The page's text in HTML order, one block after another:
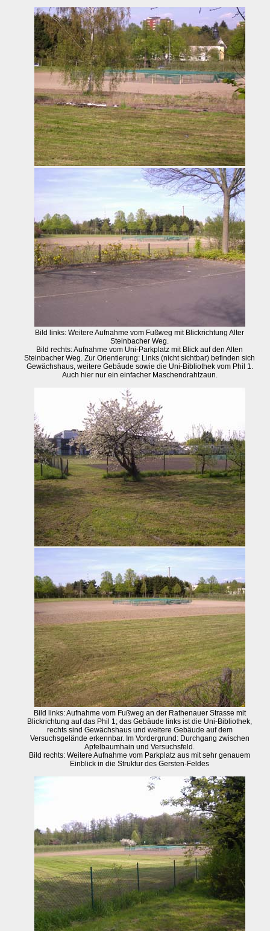
Bild links: Weitere Aufnahme vom Fußweg mit Blickrichtung Alter
Steinbacher Weg.
Bild rechts: Aufnahme vom Uni-Parkplatz mit Blick auf den Alten
Steinbacher Weg. Zur Orientierung: Links (nicht sichtbar) befinden sich
Gewächshaus, weitere Gebäude sowie die Uni-Bibliothek vom Phil 1.
Auch hier nur ein einfacher Maschendrahtzaun.
Bild links: Aufnahme vom Fußweg an der Rathenauer Strasse mit
Blickrichtung auf das Phil 1; das Gebäude links ist die Uni-Bibliothek,
rechts sind Gewächshaus und weitere Gebäude auf dem
Versuchsgelände erkennbar. Im Vordergrund: Durchgang zwischen
Apfelbaumhain und Versuchsfeld.
Bild rechts: Weitere Aufnahme vom Parkplatz aus mit sehr genauem
Einblick in die Struktur des Gersten-Feldes